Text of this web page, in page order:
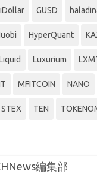
GUSD
HyperQuant
Luxurium
MFITCOIN NANO
STEX TEN
編集部